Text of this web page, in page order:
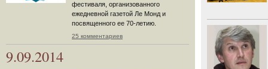
фестиваля, организованного
ежедневной газетой Ле Монд и
посвященного ее 70-летию.
25 комментариев
9.09.2014